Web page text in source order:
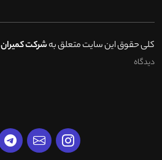
کلی حقوق این سایت متعلق بهشرکت کمیران
دیدگاه